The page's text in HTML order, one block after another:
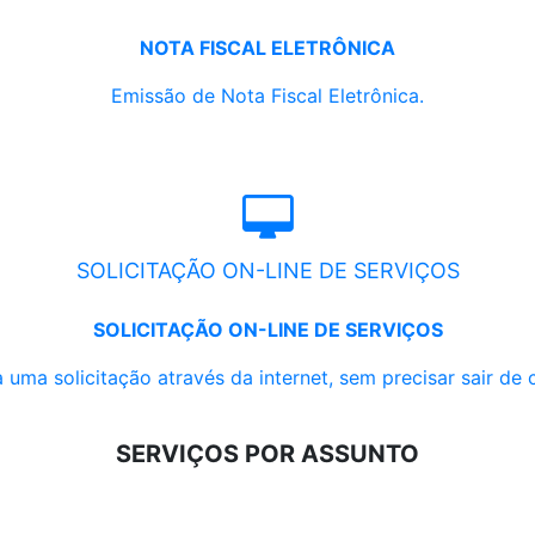
NOTA FISCAL ELETRÔNICA
Emissão de Nota Fiscal Eletrônica.
SOLICITAÇÃO ON-LINE DE SERVIÇOS
SOLICITAÇÃO ON-LINE DE SERVIÇOS
uma solicitação através da internet, sem precisar sair de
SERVIÇOS POR ASSUNTO